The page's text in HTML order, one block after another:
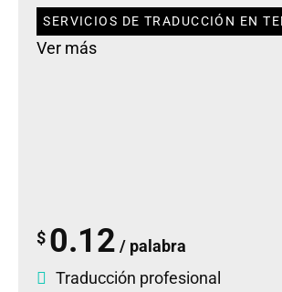
SERVICIOS DE TRADUCCIÓN EN
Ver más
$ 0.12 / palabra
Traducción profesional